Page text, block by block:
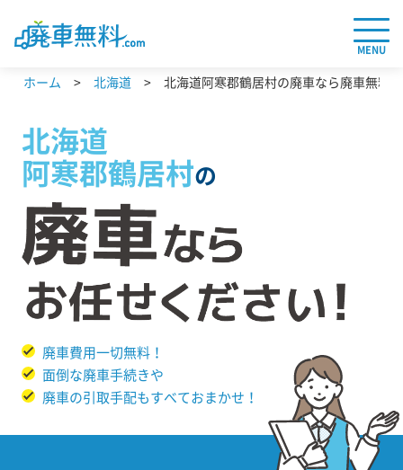
MENU
ホーム 北海道 北海道阿寒郡鶴居村の廃車なら廃車無料
北海道
阿寒郡鶴居村の
廃車費用一切無料！
面倒な廃車手続きや
廃車の引取手配もすべておまかせ！